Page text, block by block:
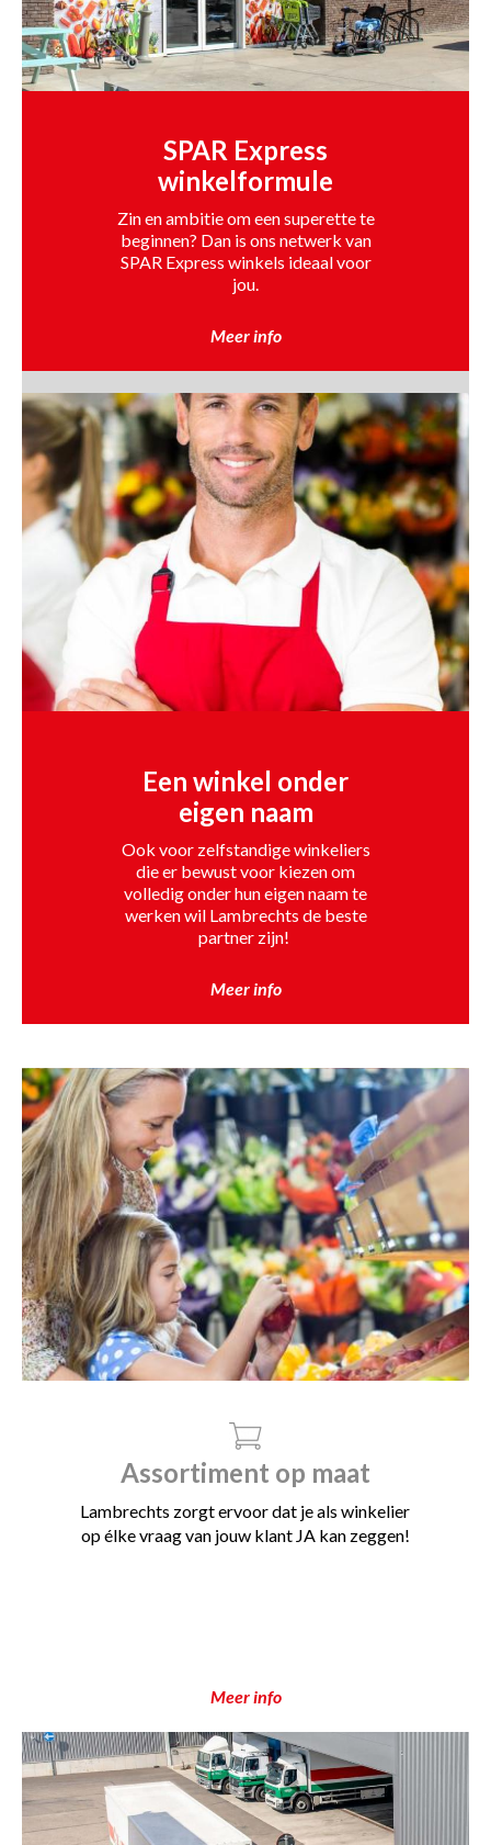
SPAR Express
winkelformule
Zin en ambitie om een superette te
beginnen? Dan is ons netwerk van
SPAR Express winkels ideaal voor
jou.
Meer info
Een winkel onder
eigen naam
Ook voor zelfstandige winkeliers
die er bewust voor kiezen om
volledig onder hun eigen naam te
werken wil Lambrechts de beste
partner zijn!
Meer info
Assortiment op maat
Lambrechts zorgt ervoor dat je als winkelier
op élke vraag van jouw klant JA kan zeggen!
Meer info